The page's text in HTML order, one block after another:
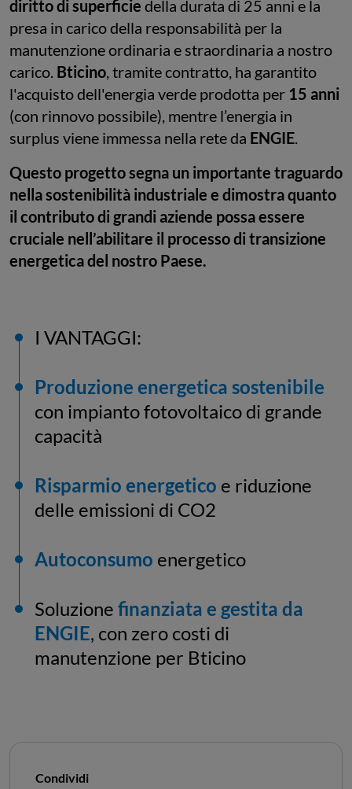
diritto di superficie della durata di 25 anni e la
presa in carico della responsabilità per la
manutenzione ordinaria e straordinaria a nostro
carico. Bticino, tramite contratto, ha garantito
l'acquisto dell'energia verde prodotta per 15 anni
(con rinnovo possibile), mentre l’energia in
surplus viene immessa nella rete da ENGIE.
Questo progetto segna un importante traguardo
nella sostenibilità industriale e dimostra quanto
il contributo di grandi aziende possa essere
cruciale nell’abilitare il processo di transizione
energetica del nostro Paese.
I VANTAGGI:
Produzione energetica sostenibile
con impianto fotovoltaico di grande
capacità
Risparmio energetico e riduzione
delle emissioni di CO2
Autoconsumo energetico
Soluzione finanziata e gestita da
ENGIE, con zero costi di
manutenzione per Bticino
Condividi